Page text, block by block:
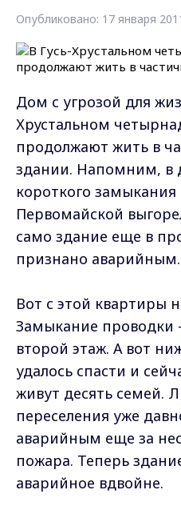
Опубликовано: 17 января
Дом с угрозой для
Хрустальном
продолжают жить в
здании. Напомним, в
короткого
Первомайской
само здание еще в
признано аварийным.
Вот с этой квартиры
Замыкание проводки
второй этаж. А вот
удалось спасти и
живут десять семей.
переселения уже
аварийным еще за
пожара. Теперь
аварийное вдвойне.